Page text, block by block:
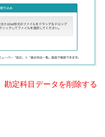
定科目データを削除する